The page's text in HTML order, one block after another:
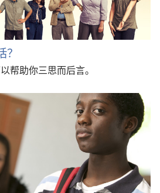
帮助你三思而后言。